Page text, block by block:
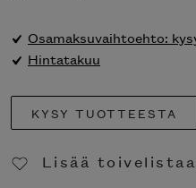
Osamaksuvaihtoehto:
Hintatakuu
KYSY TUOTTEESTA
Lisää